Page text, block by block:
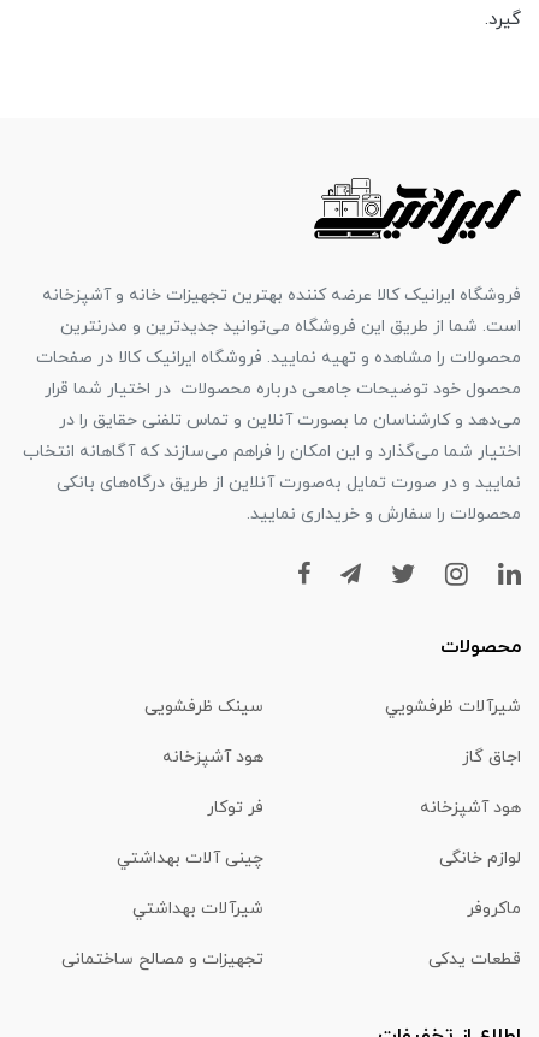
گیرد.
فروشگاه ایرانیک کالا عرضه کننده بهترین تجهیزات خانه و آشپزخانه
است. شما از طریق این فروشگاه می‌توانید جدیدترین و مدرنترین
محصولات را مشاهده و تهیه نمایید. فروشگاه ایرانیک کالا در صفحات
محصول خود توضیحات جامعی درباره محصولات در اختیار شما قرار
می‌دهد و کارشناسان ما بصورت آنلاین و تماس تلفنی حقایق را در
اختیار شما می‌گذارد و این امکان را فراهم می‌سازند که آگاهانه انتخاب
نمایید و در صورت تمایل به‌صورت آنلاین از طریق درگاه‌های بانکی
محصولات را سفارش و خریداری نمایید.
محصولات
شیرآلات ظرفشويي سینک ظرفشویی
اجاق گاز هود آشپزخانه
هود آشپزخانه فر توکار
لوازم خانگی چینی آلات بهداشتي
ماكروفر شیرآلات بهداشتي
قطعات یدکی تجهیزات و مصالح ساختمانی